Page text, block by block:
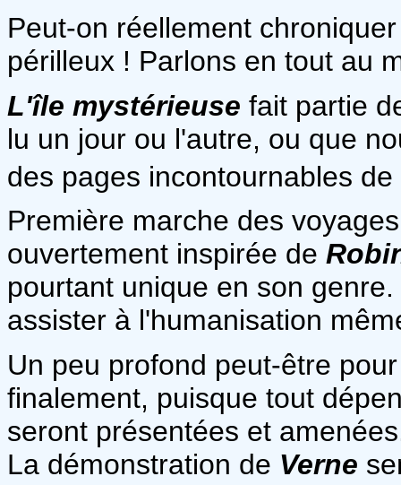
Peut-on réellement
périlleux ! Parlons en tout au
L'île mystérieuse fait partie
lu un jour ou l'autre, ou que
des pages incontournables de
Première marche des
ouvertement inspirée de
pourtant unique en son
assister à l'humanisation
Un peu profond peut-être
finalement, puisque tout
seront présentées et
La démonstration de Verne